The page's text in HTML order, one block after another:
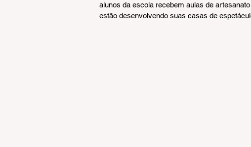
alunos da escola recebem aulas de
estão desenvolvendo suas casas de